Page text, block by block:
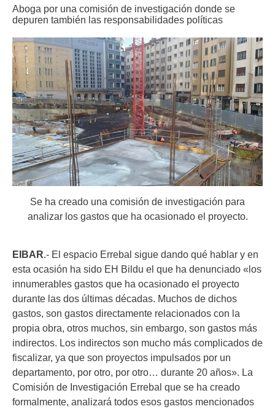
Aboga por una comisión de investigación donde se
depuren también las responsabilidades políticas
Se ha creado una comisión de investigación para
analizar los gastos que ha ocasionado el proyecto.
EIBAR.- El espacio Errebal sigue dando qué hablar y en
esta ocasión ha sido EH Bildu el que ha denunciado «los
innumerables gastos que ha ocasionado el proyecto
durante las dos últimas décadas. Muchos de dichos
gastos, son gastos directamente relacionados con la
propia obra, otros muchos, sin embargo, son gastos más
indirectos. Los indirectos son mucho más complicados de
fiscalizar, ya que son proyectos impulsados por un
departamento, por otro, por otro… durante 20 años». La
Comisión de Investigación Errebal que se ha creado
formalmente, analizará todos esos gastos mencionados